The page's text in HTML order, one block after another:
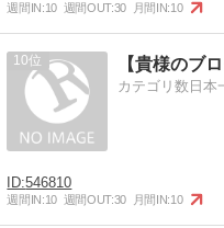
週間IN:10 週間OUT:30 月間IN:10
10 【貴様のブ
カテゴリ数日本
546810
週間IN:10 週間OUT:30 月間IN:10